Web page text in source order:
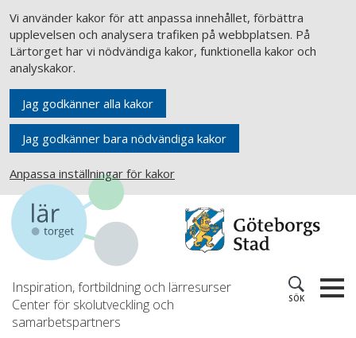
Vi använder kakor för att anpassa innehållet, förbättra
upplevelsen och analysera trafiken på webbplatsen. På
Lärtorget har vi nödvändiga kakor, funktionella kakor och
analyskakor.
Jag godkänner alla kakor
Jag godkänner bara nödvändiga kakor
Anpassa inställningar för kakor
Inspiration, fortbildning och lärresurser
Center för skolutveckling och
samarbetspartners
SÖK